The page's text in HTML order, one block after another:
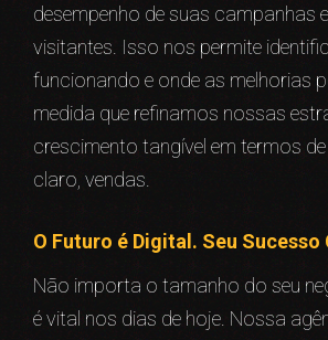
desempenho de suas
visitantes. Isso nos permite
funcionando e onde as melhorias
medida que refinamos nossas
crescimento tangível em termos
claro, vendas.
O Futuro é Digital. Seu Sucesso
Não importa o tamanho do seu
é vital nos dias de hoje. Nossa